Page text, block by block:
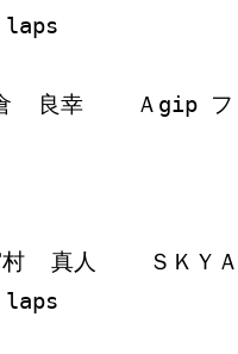
良幸    Ａgip ファ
真人    ＳＫＹＡ